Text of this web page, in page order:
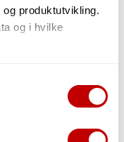
produktutvikling.
og i hvilke